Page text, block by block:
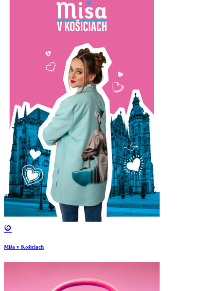
Miša v Košiciach